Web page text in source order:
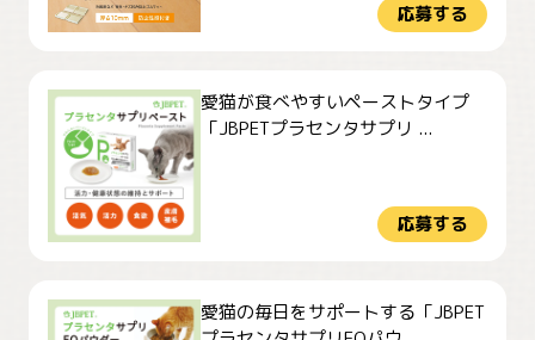
応募する
愛猫が食べやすいペーストタイプ
「JBPETプラセンタサプリ ...
応募する
愛猫の毎日をサポートする「JBPET